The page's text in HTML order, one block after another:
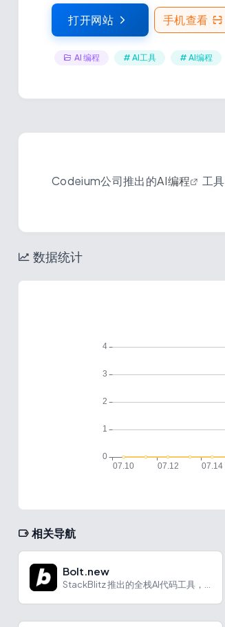
打开网站 手机查看
AI 编程 # AI工具 # AI编程
Codeium公司推出的AI编程 工具
数据统计
相关导航
Bolt.new